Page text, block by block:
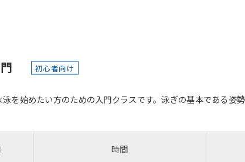
初心者向け
泳を始めたい方のための入門クラスです。泳ぎの基本である
時間